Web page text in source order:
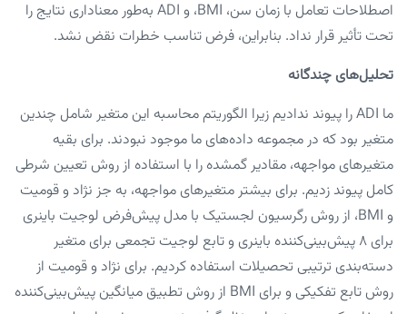
اصطلاحات تعامل با زمان سن، BMI، و ADI به‌طور معناداری نتایج را
تحت تأثیر قرار نداد. بنابراین، فرض تناسب خطرات نقض نشد.
تحلیل‌های چندگانه
ما ADI را پیوند ندادیم زیرا الگوریتم محاسبه این متغیر شامل چندین
متغیر بود که در مجموعه داده‌های ما موجود نبودند. برای بقیه
متغیرهای مواجهه، مقادیر گمشده را با استفاده از روش تعیین شرطی
کامل پیوند زدیم. برای بیشتر متغیرهای مواجهه، به جز نژاد و قومیت
و BMI، از روش رگرسیون لجستیک با مدل پیش‌فرض لوجیت باینری
برای ۸ پیش‌بینی‌کننده باینری و تابع لوجیت تجمعی برای متغیر
دسته‌بندی ترتیبی تحصیلات استفاده کردیم. برای نژاد و قومیت از
روش تابع تفکیکی و برای BMI از روش تطبیق میانگین پیش‌بینی‌کننده